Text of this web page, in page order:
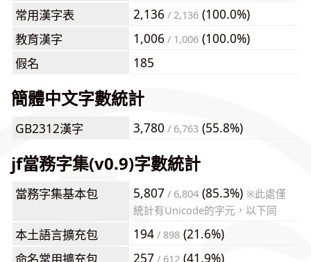
常用漢字表
2,136 / 2,136 (100.0%)
教育漢字
1,006 / 1,006 (100.0%)
假名
185
簡體中文字數統計
GB2312漢字 3,780 / 6,763 (55.8%)
jf當務字集(v0.9)字數統計
當務字集基本包 5,807 / 6,804 (85.3%) ※此處僅
統計有Unicode的字元，以下同
本土語言擴充包 194 / 898 (21.6%)
257 / 612 (41.9%)